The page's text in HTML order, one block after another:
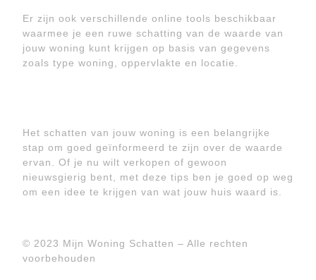
Er zijn ook verschillende online tools beschikbaar
waarmee je een ruwe schatting van de waarde van
jouw woning kunt krijgen op basis van gegevens
zoals type woning, oppervlakte en locatie.
Het schatten van jouw woning is een belangrijke
stap om goed geïnformeerd te zijn over de waarde
ervan. Of je nu wilt verkopen of gewoon
nieuwsgierig bent, met deze tips ben je goed op weg
om een idee te krijgen van wat jouw huis waard is.
© 2023 Mijn Woning Schatten – Alle rechten
voorbehouden